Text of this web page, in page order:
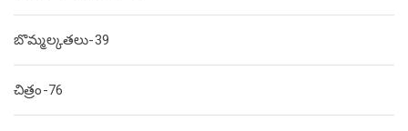
బొమ్మల్కతలు-39
చిత్రం-76